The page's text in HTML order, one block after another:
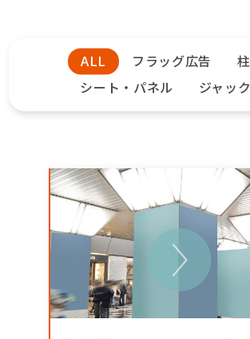
ALL フラッグ広告
シート・パネル
ジャッ